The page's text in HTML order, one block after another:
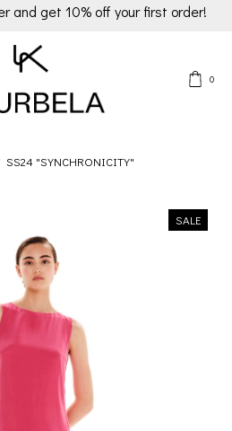
and get 10% off your first order!
0
SS24 "SYNCHRONICITY"
SALE